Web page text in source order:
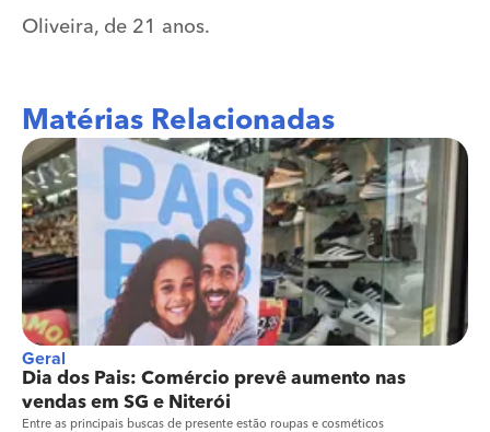
Oliveira, de 21 anos.
Matérias Relacionadas
Geral
Dia dos Pais: Comércio prevê aumento nas
vendas em SG e Niterói
Entre as principais buscas de presente estão roupas e cosméticos